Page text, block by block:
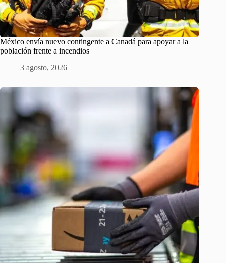
México envía nuevo contingente a Canadá para apoyar a la
población frente a incendios
3 agosto, 2026